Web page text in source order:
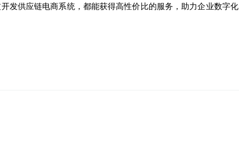
发供应链电商系统，都能获得高性价比的服务，助力企业数字化